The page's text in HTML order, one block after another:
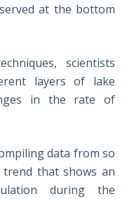
at the bottom
scientists
layers of lake
in the rate of
data from so
that shows an
during the